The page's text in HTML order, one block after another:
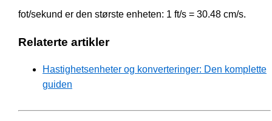
fot/sekund er den største enheten: 1 ft/s = 30.48 cm/s.
Relaterte artikler
Hastighetsenheter og konverteringer: Den komplette
guiden